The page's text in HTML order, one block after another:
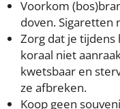
Voorkom
doven. Sigaretten
Zorg dat je
koraal niet
kwetsbaar en
ze afbreken.
Koop geen